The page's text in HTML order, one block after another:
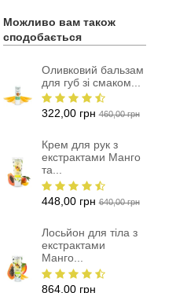
Можливо вам також
сподобається
Оливковий бальзам
для губ зі смаком...
322,00 грн 460,00 грн
Крем для рук з
екстрактами Манго
та...
448,00 грн 640,00 грн
Лосьйон для тіла з
екстрактами
Манго...
864,00 грн